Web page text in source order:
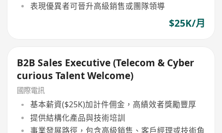
表現優異者可晉升高級銷售或團隊領導
$25K/月
B2B Sales Executive (Telecom & Cyber
curious Talent Welcome)
國際電訊
基本薪資($25K)加計件佣金，高績效者獎勵豐厚
提供結構化產品與技術培訓
事業發展路徑，包含高級銷售、客戶經理或技術角